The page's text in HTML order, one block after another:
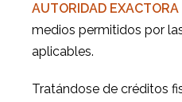
AUTORIDAD EXACTORA
medios permitidos por
aplicables.
Tratándose de créditos